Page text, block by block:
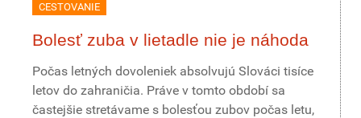
CESTOVANIE
Bolesť zuba v lietadle nie je náhoda
Počas letných dovoleniek absolvujú Slováci tisíce
letov do zahraničia. Práve v tomto období sa
častejšie stretávame s bolesťou zubov počas letu,